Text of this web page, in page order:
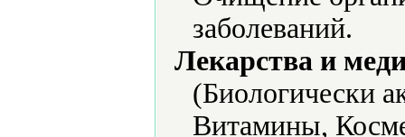
заболеваний.
Лекарства и
(Биологически
Витамины,